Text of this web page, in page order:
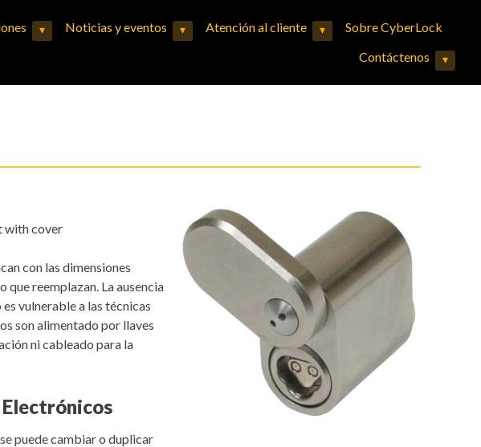
▾Expand child menuNoticias y eventos ▾Expand child menuAtención al cliente ▾Expand child menuSobre CyberLock
Contáctenos
▾Expand child menu
with cover
con las dimensiones
que reemplazan. La ausencia
vulnerable a las técnicas
son alimentado por llaves
ni cableado para la
puede cambiar o duplicar